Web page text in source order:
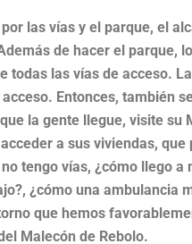
las vías y el parque, el
de hacer el parque,
todas las vías de acceso.
Entonces, también
la gente llegue, visite su
a sus viviendas,
tengo vías, ¿cómo llego
¿cómo una ambulancia
que hemos
Malecón de Rebolo.